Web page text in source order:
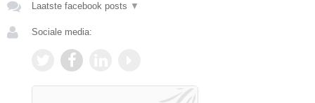
Laatste facebook posts ▼
Sociale media: